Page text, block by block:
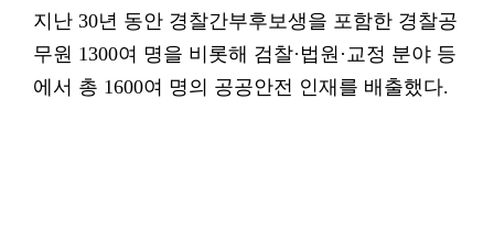
지난 30년 동안 경찰간부후보생을 포함한 경찰공
무원 1300여 명을 비롯해 검찰·법원·교정 분야 등
에서 총 1600여 명의 공공안전 인재를 배출했다.